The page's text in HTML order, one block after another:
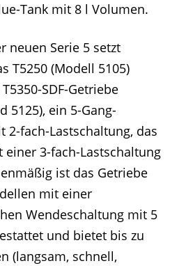
Tank mit 8 l Volumen.
neuen Serie 5 setzt
T5250 (Modell 5105)
SDF-Getriebe
5125), ein 5-Gang-
2-fach-Lastschaltung, das
3-fach-Lastschaltung
ist das Getriebe
mit einer
Wendeschaltung mit 5
und bietet bis zu
(langsam, schnell,